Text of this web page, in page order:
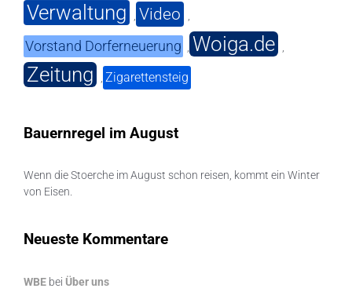
Verwaltung , Video ,
Vorstand Dorferneuerung , Woiga.de ,
Zeitung , Zigarettensteig
Bauernregel im August
Wenn die Stoerche im August schon reisen, kommt ein Winter
von Eisen.
Neueste Kommentare
WBE bei Über uns